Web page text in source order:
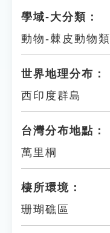
學域-大分類：
動物-棘皮動物類
世界地理分布：
西印度群島
台灣分布地點：
萬里桐
棲所環境：
珊瑚礁區